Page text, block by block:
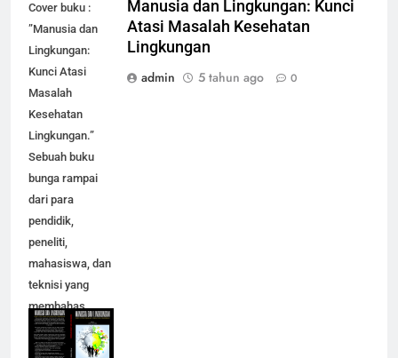
Cover buku :
”Manusia dan
Lingkungan:
Kunci Atasi
Masalah
Kesehatan
Lingkungan.”
Sebuah buku
bunga rampai
dari para
pendidik,
peneliti,
mahasiswa, dan
teknisi yang
membahas
masalah dan
solusi
Manusia dan Lingkungan: Kunci
Atasi Masalah Kesehatan
Lingkungan
admin
5 tahun ago 0